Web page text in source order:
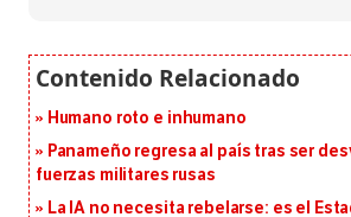
Humano roto e inhumano
Panameño regresa al país tras ser
fuerzas militares rusas
La IA no necesita rebelarse: es el